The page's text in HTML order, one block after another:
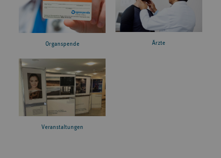
Organspende Ärzte
Veranstaltungen